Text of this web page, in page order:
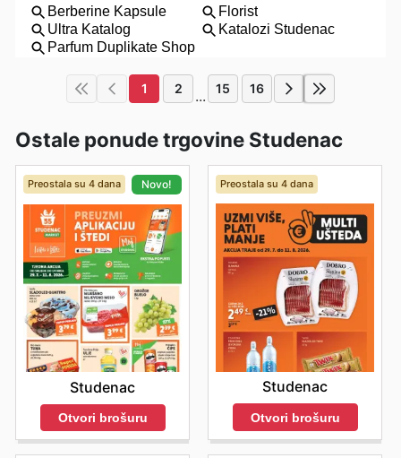
1 2 ... 15 16
Ostale ponude trgovine Studenac
Preostala su 4 dana Novo!
Studenac
Otvori brošuru
Preostala su 4 dana
Studenac
Otvori brošuru